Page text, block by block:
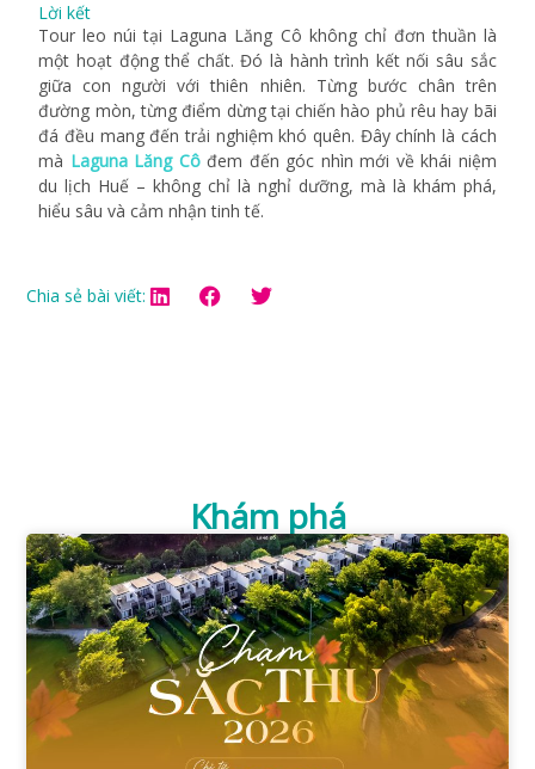
Lời kết
Tour leo núi tại Laguna Lăng Cô không chỉ đơn thuần là
một hoạt động thể chất. Đó là hành trình kết nối sâu sắc
giữa con người với thiên nhiên. Từng bước chân trên
đường mòn, từng điểm dừng tại chiến hào phủ rêu hay bãi
đá đều mang đến trải nghiệm khó quên. Đây chính là cách
mà Laguna Lăng Côđem đến góc nhìn mới về khái niệm
du lịch Huế – không chỉ là nghỉ dưỡng, mà là khám phá,
hiểu sâu và cảm nhận tinh tế.
Chia sẻ bài viết:
Khám phá